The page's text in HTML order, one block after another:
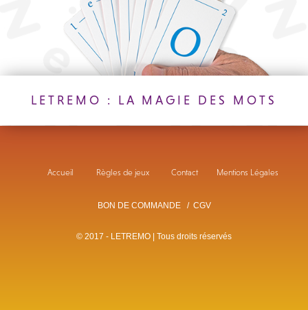
LETREMO : LA MAGIE DES MOTS
Accueil Règles de jeux Contact Mentions Légales
© 2017 - LETREMO | Tous droits réservés
BON DE COMMANDE/ CGV